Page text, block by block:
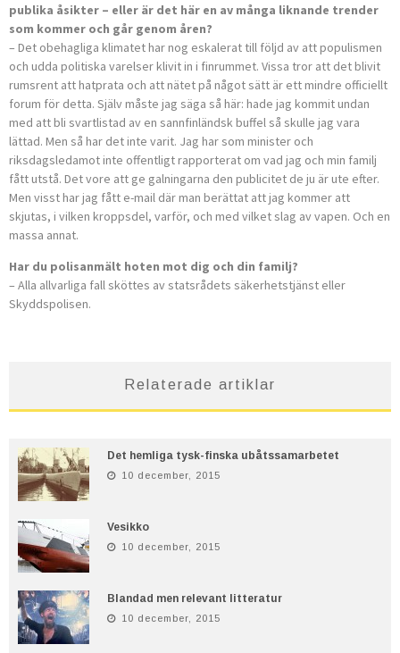
publika åsikter – eller är det här en av många liknande trender
som kommer och går genom åren?
– Det obehagliga klimatet har nog eskalerat till följd av att populismen
och udda politiska varelser klivit in i finrummet. Vissa tror att det blivit
rumsrent att hatprata och att nätet på något sätt är ett mindre officiellt
forum för detta. Själv måste jag säga så här: hade jag kommit undan
med att bli svartlistad av en sannfinländsk buffel så skulle jag vara
lättad. Men så har det inte varit. Jag har som minister och
riksdagsledamot inte offentligt rapporterat om vad jag och min familj
fått utstå. Det vore att ge galningarna den publicitet de ju är ute efter.
Men visst har jag fått e-mail där man berättat att jag kommer att
skjutas, i vilken kroppsdel, varför, och med vilket slag av vapen. Och en
massa annat.
Har du polisanmält hoten mot dig och din familj?
– Alla allvarliga fall sköttes av statsrådets säkerhetstjänst eller
Skyddspolisen.
Relaterade artiklar
Det hemliga tysk-finska ubåtssamarbetet
10 december, 2015
Vesikko
10 december, 2015
Blandad men relevant litteratur
10 december, 2015